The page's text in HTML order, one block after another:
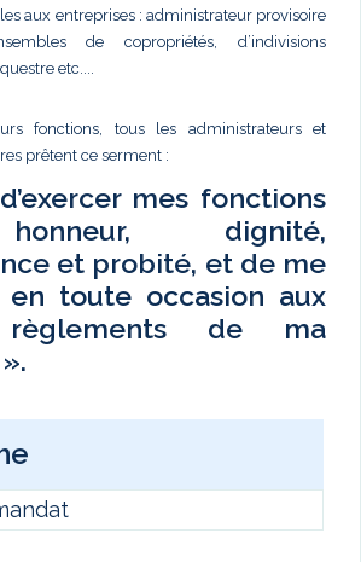
aux entreprises : administrateur provisoire
de copropriétés, d’indivisions
etc....
fonctions, tous les administrateurs et
prêtent ce serment :
mes fonctions
dignité,
et probité, et de me
en toute occasion aux
de ma